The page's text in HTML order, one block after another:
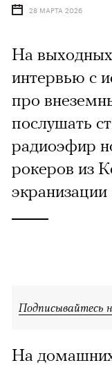
28 МАРТА 2026
На
интервью с
про
послушать
радиоэфир
рокеров из
Подписывайтесь
На